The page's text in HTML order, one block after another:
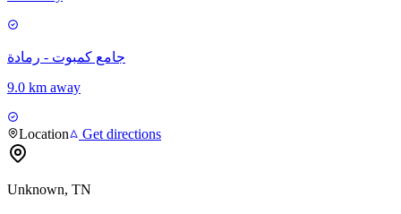
جامع كمبوت - رمادة
9.0 km away
Location Get directions
Unknown, TN